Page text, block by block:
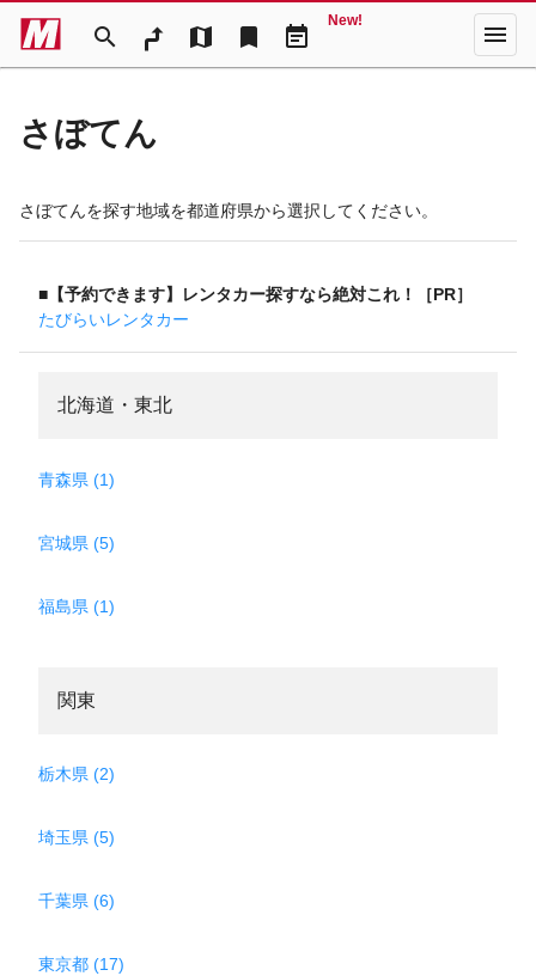
search map bookmark event_note
New! menu
さぼてん
さぼてんを探す地域を都道府県から選択してください。
■【予約できます】レンタカー探すなら絶対これ！［PR］
たびらいレンタカー
北海道・東北
青森県 (1)
宮城県 (5)
福島県 (1)
関東
栃木県 (2)
埼玉県 (5)
千葉県 (6)
東京都 (17)